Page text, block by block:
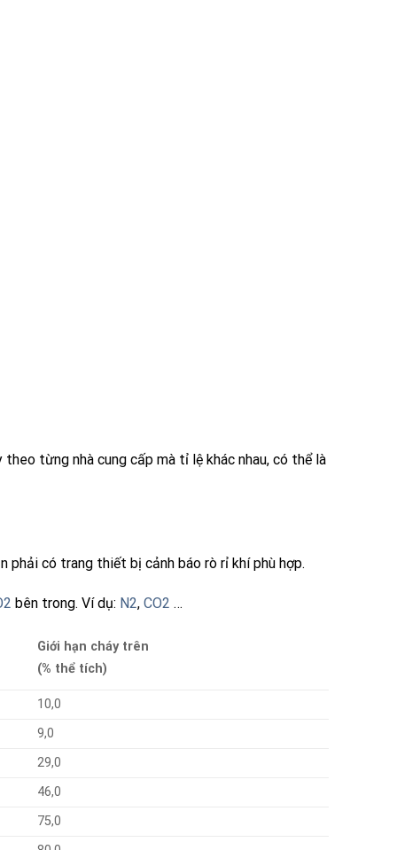
theo từng nhà cung cấp mà tỉ lệ khác nhau, có thể là
phải có trang thiết bị cảnh báo rò rỉ khí phù hợp.
bên trong. Ví dụ: N2, CO2 …
Giới hạn cháy trên
(% thể tích)
10,0
9,0
29,0
46,0
75,0